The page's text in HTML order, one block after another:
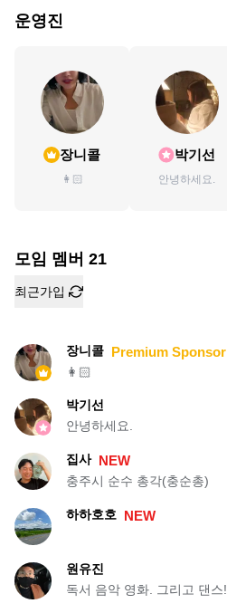
운영진
장니콜
👩🏻
박기선
안녕하세요.
모임 멤버 21
최근가입
장니콜 Premium Sponsor
👩🏻
박기선
안녕하세요.
집사 NEW
충주시 순수 총각(충순총)
하하호호 NEW
원유진
독서 음악 영화. 그리고 댄스!